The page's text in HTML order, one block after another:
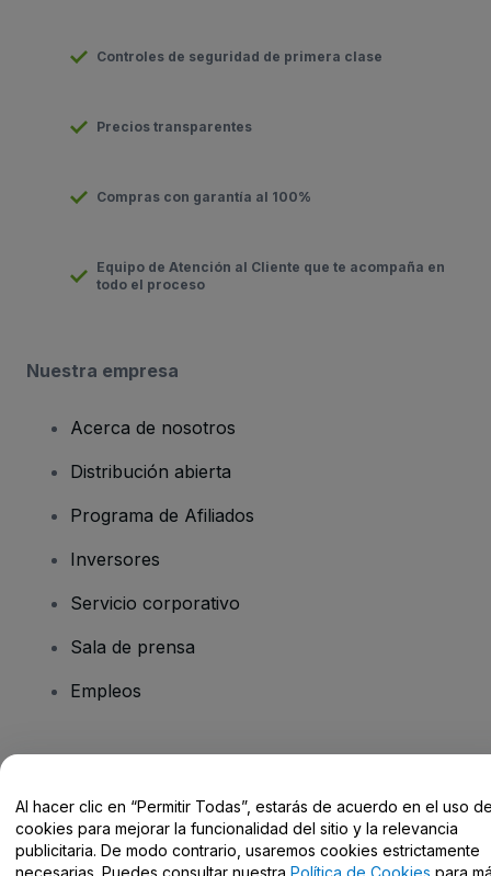
Controles de seguridad de primera clase
Precios transparentes
Compras con garantía al 100%
Equipo de Atención al Cliente que te acompaña en
todo el proceso
Nuestra empresa
Acerca de nosotros
Distribución abierta
Programa de Afiliados
Inversores
Servicio corporativo
Sala de prensa
Empleos
Centro de Ayuda / Contacto
Al hacer clic en “Permitir Todas”, estarás de acuerdo en el uso
cookies para mejorar la funcionalidad del sitio y la relevancia
publicitaria. De modo contrario, usaremos cookies estrictamente
necesarias. Puedes consultar nuestra Política de Cookies para